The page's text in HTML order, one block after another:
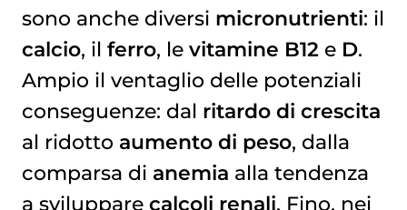
sono anche diversi micronutrienti: il
calcio, il ferro, le vitamine B12e D.
Ampio il ventaglio delle potenziali
conseguenze: dal ritardo di crescita
al ridotto aumento di peso, dalla
comparsa di anemia alla tendenza
a sviluppare calcoli renali. Fino, nei